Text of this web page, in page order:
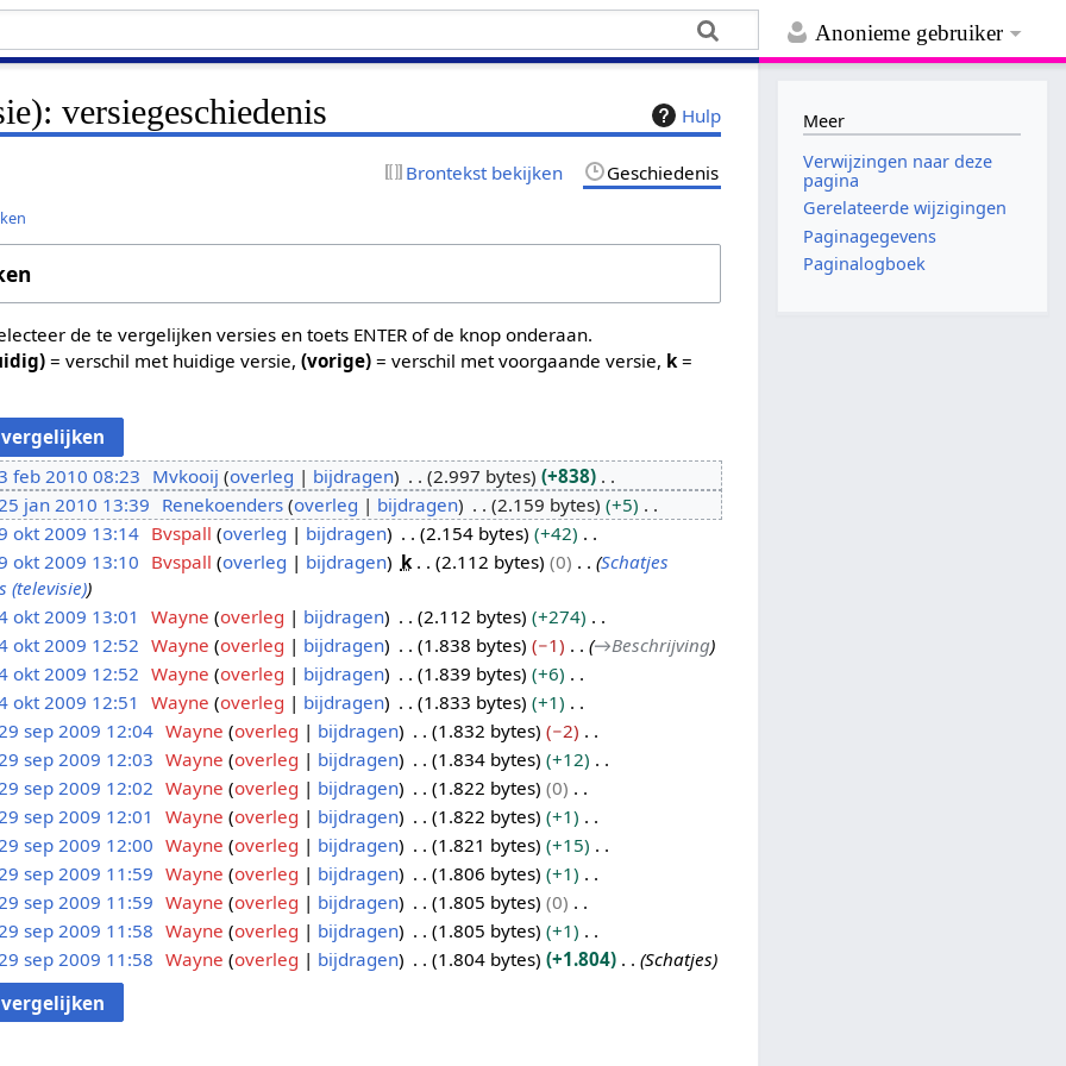
Anonieme gebruiker
Hulp
versiegeschiedenis
Brontekst bekijken Geschiedenis
de te vergelijken versies en toets ENTER of de knop onderaan.
= verschil met huidige versie,(vorige) = verschil met voorgaande versie, k =
feb 2010 08:23 Mvkooij overleg bijdragen 2.997 bytes
+838
jan 2010 13:39 Renekoenders overleg bijdragen 2.159 bytes
+5
okt 2009 13:14 Bvspall overleg bijdragen 2.154 bytes
+42
okt 2009 13:10 Bvspall overleg bijdragen k 2.112 bytes 0
Schatjes
(televisie)
okt 2009 13:01 Wayne overleg bijdragen 2.112 bytes
+274
okt 2009 12:52 Wayne overleg bijdragen 1.838 bytes −1 →Beschrijving
okt 2009 12:52 Wayne overleg bijdragen 1.839 bytes
+6
okt 2009 12:51 Wayne overleg bijdragen 1.833 bytes
+1
sep 2009 12:04 Wayne overleg bijdragen 1.832 bytes
−2
sep 2009 12:03 Wayne overleg bijdragen 1.834 bytes
+12
sep 2009 12:02 Wayne overleg bijdragen 1.822 bytes
0
sep 2009 12:01 Wayne overleg bijdragen 1.822 bytes
+1
sep 2009 12:00 Wayne overleg bijdragen 1.821 bytes
+15
sep 2009 11:59 Wayne overleg bijdragen 1.806 bytes
+1
sep 2009 11:59 Wayne overleg bijdragen 1.805 bytes
0
sep 2009 11:58 Wayne overleg bijdragen 1.805 bytes
+1
sep 2009 11:58 Wayne overleg bijdragen 1.804 bytes +1.804 Schatjes
Meer
Verwijzingen naar deze
pagina
Gerelateerde wijzigingen
Paginagegevens
Paginalogboek